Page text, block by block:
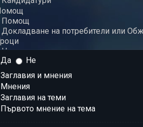
Да
Не
Заглавия и мнения
Мнения
Заглавия на теми
Първото мнение на тема